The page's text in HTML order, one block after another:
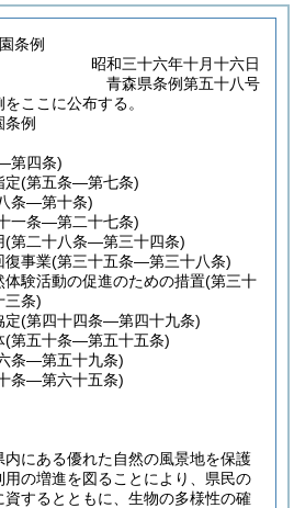
条例
昭和三十六年十月十六日
青森県条例第五十八号
ここに公布する。
例
第四条)
定(第五条―第七条)
条―第十条)
一条―第二十七条)
(第二十八条―第三十四条)
復事業(第三十五条―第三十八条)
体験活動の促進のための措置(第三十
条)
定(第四十四条―第四十九条)
(第五十条―第五十五条)
条―第五十九条)
条―第六十五条)
内にある優れた自然の風景地を保護
の増進を図ることにより、県民の
するとともに、生物の多様性の確